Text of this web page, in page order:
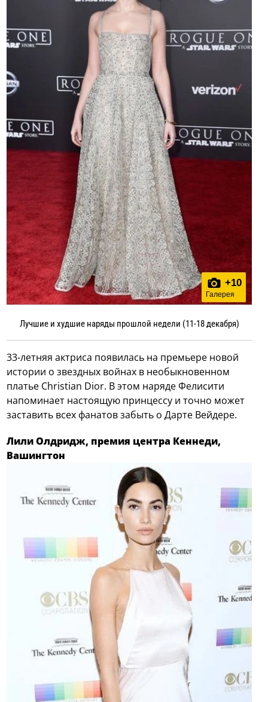
+10
Галерея
Лучшие и худшие наряды прошлой недели (11-18 декабря)
33-летняя актриса появилась на премьере новой
истории о звездных войнах в необыкновенном
платье Christian Dior. В этом наряде Фелисити
напоминает настоящую принцессу и точно может
заставить всех фанатов забыть о Дарте Вейдере.
Лили Олдридж, премия центра Кеннеди,
Вашингтон